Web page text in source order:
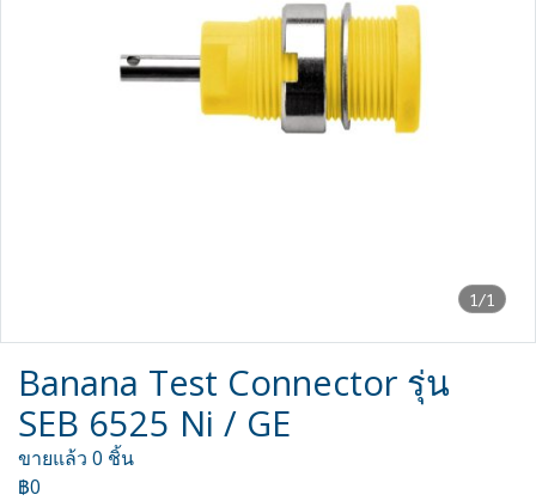
1/1
Banana Test Connector รุ่น
SEB 6525 Ni / GE
ขายแล้ว 0 ชิ้น
฿0